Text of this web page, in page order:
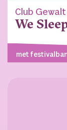
Club
We
met